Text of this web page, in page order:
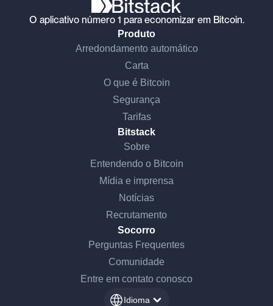
O aplicativo número 1 para economizar em Bitcoin.
Produto
Arredondamento automático
Carta
O que é Bitcoin
Segurança
Tarifas
Bitstack
Sobre
Entendendo o Bitcoin
Mídia e imprensa
Notícias
Recrutamento
Socorro
Perguntas Frequentes
Comunidade
Entre em contato conosco
Idioma